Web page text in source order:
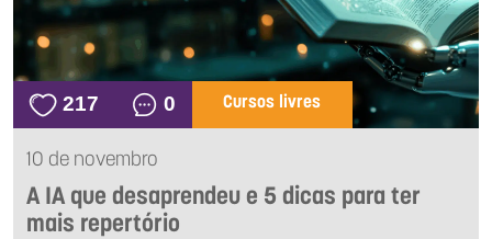
217 0 Cursos livres
10 de novembro
A IA que desaprendeu e 5 dicas para ter
mais repertório